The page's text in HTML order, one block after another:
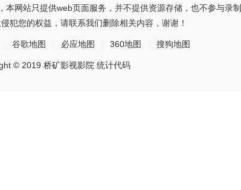
本网站只提供web页面服务，并不提供资源存储，也不参与录
犯您的权益，请联系我们删除相关内容，谢谢！
谷歌地图 必应地图 360地图 搜狗地图
© 2019 桥矿影视影院 统计代码